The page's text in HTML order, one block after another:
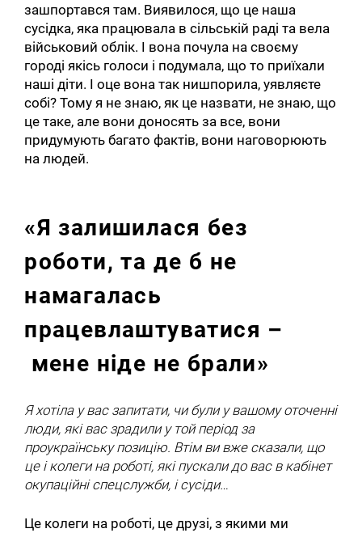
зашпортався там. Виявилося, що це наша
сусідка, яка працювала в сільській раді та вела
військовий облік. І вона почула на своєму
городі якісь голоси і подумала, що то приїхали
наші діти. І оце вона так нишпорила, уявляєте
собі? Тому я не знаю, як це назвати, не знаю, що
це таке, але вони доносять за все, вони
придумують багато фактів, вони наговорюють
на людей.
«Я залишилася без
роботи, та де б не
намагалась
працевлаштуватися –
мене ніде не брали»
Я хотіла у вас запитати, чи були у вашому оточенні
люди, які вас зрадили у той період за
проукраїнську позицію. Втім ви вже сказали, що
це і колеги на роботі, які пускали до вас в кабінет
окупаційні спецслужби, і сусіди…
Це колеги на роботі, це друзі, з якими ми